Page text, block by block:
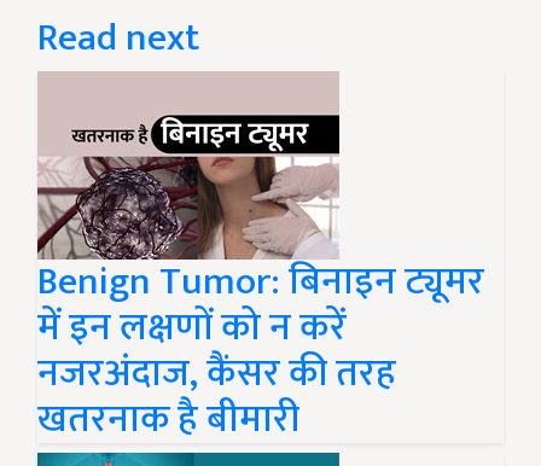
Read next
Benign Tumor: बिनाइन ट्यूमर
में इन लक्षणों को न करें
नजरअंदाज, कैंसर की तरह
खतरनाक है बीमारी